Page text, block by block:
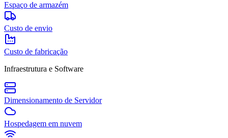
Espaço de armazém
Custo de envio
Custo de fabricação
Infraestrutura e Software
Dimensionamento de Servidor
Hospedagem em nuvem